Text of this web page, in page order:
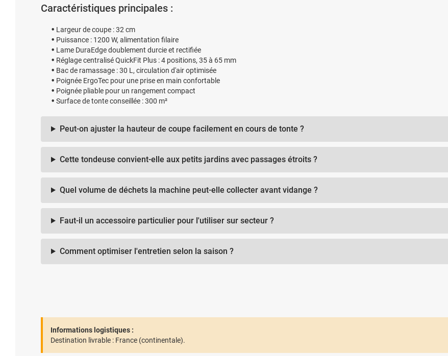
Caractéristiques principales :
Largeur de coupe : 32 cm
Puissance : 1200 W, alimentation filaire
Lame DuraEdge doublement durcie et rectifiée
Réglage centralisé QuickFit Plus : 4 positions, 35 à 65 mm
Bac de ramassage : 30 L, circulation d'air optimisée
Poignée ErgoTec pour une prise en main confortable
Poignée pliable pour un rangement compact
Surface de tonte conseillée : 300 m²
Peut-on ajuster la hauteur de coupe facilement en cours de tonte ?
Cette tondeuse convient-elle aux petits jardins avec passages étroits ?
Quel volume de déchets la machine peut-elle collecter avant vidange ?
Faut-il un accessoire particulier pour l'utiliser sur secteur ?
Comment optimiser l'entretien selon la saison ?
Informations logistiques :
Destination livrable : France (continentale).